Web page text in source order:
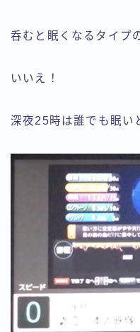
呑むと眠くなるタイプ
いいえ！
深夜25時は誰でも眠い